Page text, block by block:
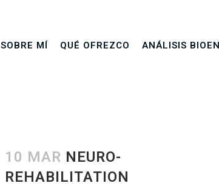
SOBRE MÍ QUÉ OFREZCO ANÁLISIS
10 MAR NEURO-
REHABILITATION